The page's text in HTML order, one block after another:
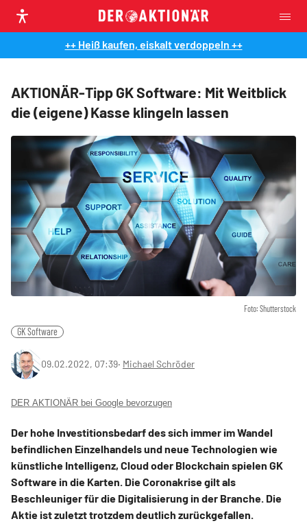
++ Heiß kaufen, eiskalt verdoppeln ++
AKTIONÄR-Tipp GK Software: Mit Weitblick
die (eigene) Kasse klingeln lassen
Foto: Shutterstock
GK Software
09.02.2022, 07:39‧ Michael Schröder
DER AKTIONÄR bei Google bevorzugen
Der hohe Investitionsbedarf des sich immer im Wandel
befindlichen Einzelhandels und neue Technologien wie
künstliche Intelligenz, Cloud oder Blockchain spielen GK
Software in die Karten. Die Coronakrise gilt als
Beschleuniger für die Digitalisierung in der Branche. Die
Aktie ist zuletzt trotzdem deutlich zurückgefallen.